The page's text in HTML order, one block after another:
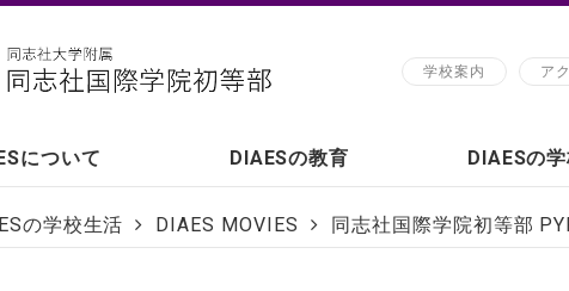
学校案内 ア
について DIAESの教育 DIAESの
の学校生活 DIAES MOVIES 同志社国際学院初等部